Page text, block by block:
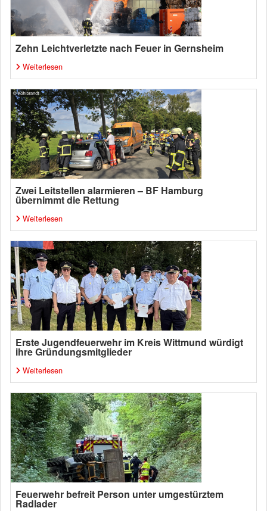
Zehn Leichtverletzte nach Feuer in Gernsheim
Weiterlesen
Zwei Leitstellen alarmieren – BF Hamburg
übernimmt die Rettung
Weiterlesen
Erste Jugendfeuerwehr im Kreis Wittmund würdigt
ihre Gründungsmitglieder
Weiterlesen
Feuerwehr befreit Person unter umgestürztem
Radlader